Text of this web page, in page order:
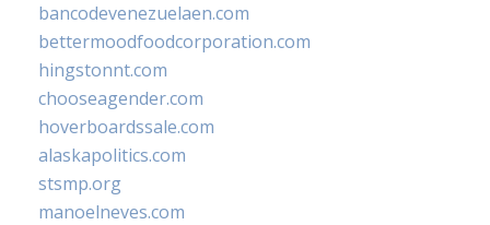
bancodevenezuelaen.com
bettermoodfoodcorporation.com
hingstonnt.com
chooseagender.com
hoverboardssale.com
alaskapolitics.com
stsmp.org
manoelneves.com